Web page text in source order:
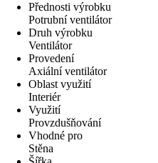
Přednosti výrobku
Potrubní ventilátor
Druh výrobku
Ventilátor
Provedení
Axiální ventilátor
Oblast využití
Interiér
Využití
Provzdušňování
Vhodné pro
Stěna